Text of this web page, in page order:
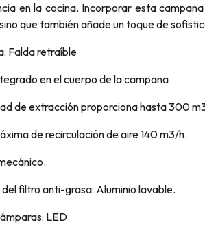
en la cocina. Incorporar esta
que también añade un toque de
Falda retraíble
en el cuerpo de la campana
de extracción proporciona hasta 300
de recirculación de aire 140 m3/h.
filtro anti-grasa: Aluminio lavable.
LED